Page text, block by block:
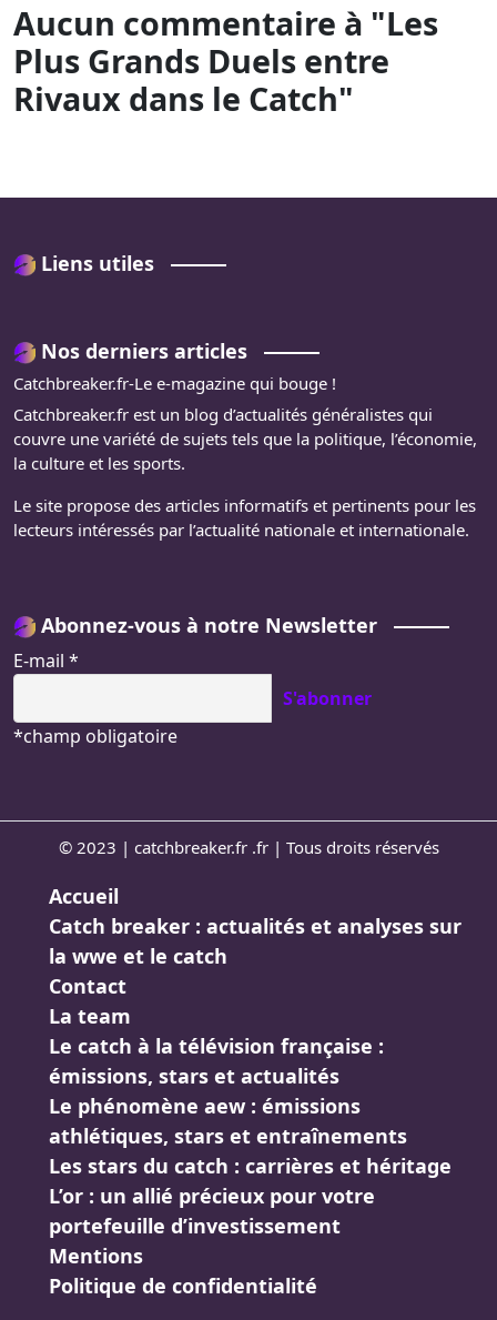
Aucun commentaire à "Les
Plus Grands Duels entre
Rivaux dans le Catch"
Liens utiles
Nos derniers articles
Catchbreaker.fr-Le e-magazine qui bouge !
Catchbreaker.fr est un blog d’actualités généralistes qui
couvre une variété de sujets tels que la politique, l’économie,
la culture et les sports.
Le site propose des articles informatifs et pertinents pour les
lecteurs intéressés par l’actualité nationale et internationale.
Abonnez-vous à notre Newsletter
E-mail *
*champ obligatoire
© 2023 | catchbreaker.fr .fr | Tous droits réservés
Accueil
Catch breaker : actualités et analyses sur
la wwe et le catch
Contact
La team
Le catch à la télévision française :
émissions, stars et actualités
Le phénomène aew : émissions
athlétiques, stars et entraînements
Les stars du catch : carrières et héritage
L’or : un allié précieux pour votre
portefeuille d’investissement
Mentions
Politique de confidentialité